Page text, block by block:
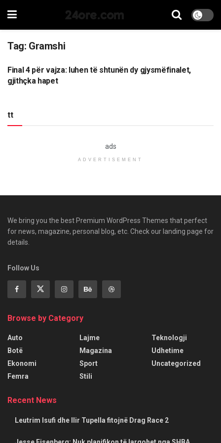
24ore.com
Tag: Gramshi
SPORT
Final 4 për vajza: luhen të shtunën dy gjysmëfinalet,
gjithçka hapet
tt
ads
ADVERTISEMENT
We bring you the best Premium WordPress Themes that perfect
for news, magazine, personal blog, etc. Check our landing page for
details.
Follow Us
Browse by Category
Auto
Botë
Ekonomi
Femra
Lajme
Magazina
Sport
Stili
Teknologji
Udhetime
Uncategorized
Recent News
Leutrim Isufi dhe Ilir Tupella fitojnë Drag Race 2